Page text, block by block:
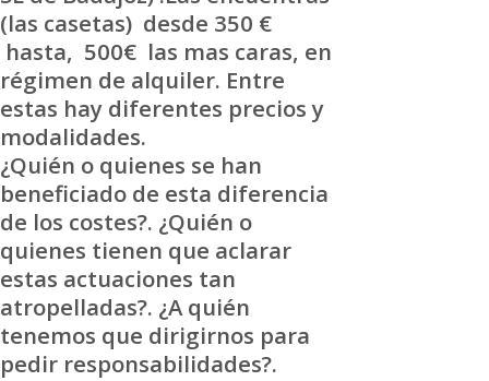
(las casetas) desde 350 €
hasta, 500€ las mas caras, en
régimen de alquiler. Entre
estas hay diferentes precios y
modalidades.
¿Quién o quienes se han
beneficiado de esta diferencia
de los costes?. ¿Quién o
quienes tienen que aclarar
estas actuaciones tan
atropelladas?. ¿A quién
tenemos que dirigirnos para
pedir responsabilidades?.